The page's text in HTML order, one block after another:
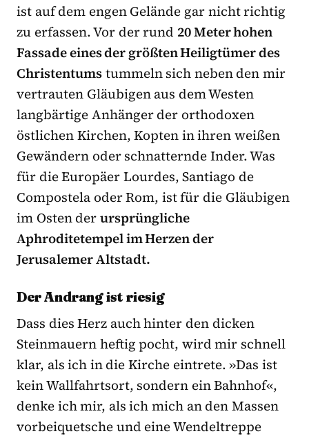
ist auf dem engen Gelände gar nicht richtig
zu erfassen. Vor der rund 20 Meter hohen
Fassade eines der größten Heiligtümer des
Christentumstummeln sich neben den mir
vertrauten Gläubigen aus dem Westen
langbärtige Anhänger der orthodoxen
östlichen Kirchen, Kopten in ihren weißen
Gewändern oder schnatternde Inder. Was
für die Europäer Lourdes, Santiago de
Compostela oder Rom, ist für die Gläubigen
im Osten derursprüngliche
Aphroditetempel im Herzen der
Jerusalemer Altstadt.
Der Andrang ist riesig
Dass dies Herz auch hinter den dicken
Steinmauern heftig pocht, wird mir schnell
klar, als ich in die Kirche eintrete. »Das ist
kein Wallfahrtsort, sondern ein Bahnhof«,
denke ich mir, als ich mich an den Massen
vorbeiquetsche und eine Wendeltreppe